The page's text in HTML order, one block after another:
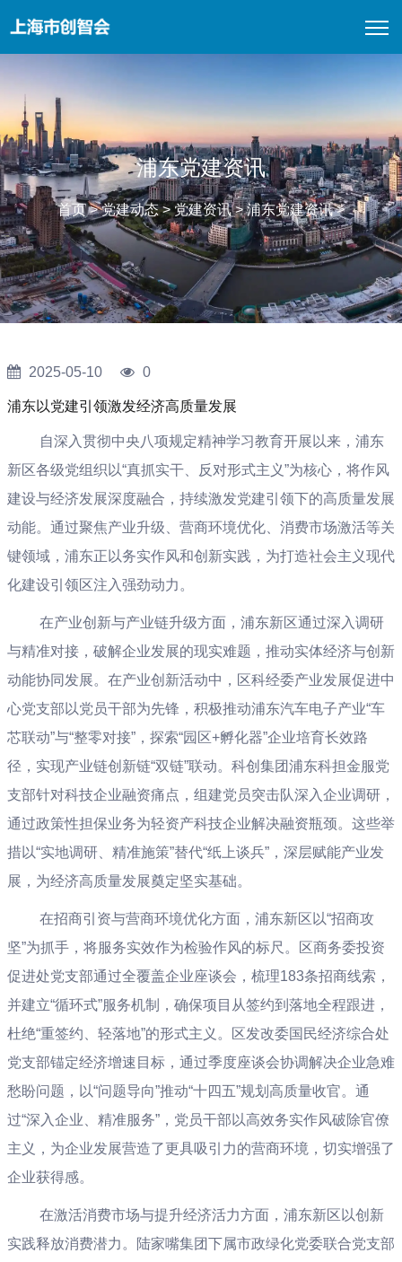
浦东党建资讯
首页>党建动态>党建资讯>浦东党建资讯>
2025-05-10 0
浦东以党建引领激发经济高质量发展
自深入贯彻中央八项规定精神学习教育开展以来，浦东
新区各级党组织以“真抓实干、反对形式主义”为核心，将作风
建设与经济发展深度融合，持续激发党建引领下的高质量发展
动能。通过聚焦产业升级、营商环境优化、消费市场激活等关
键领域，浦东正以务实作风和创新实践，为打造社会主义现代
化建设引领区注入强劲动力。
在产业创新与产业链升级方面，浦东新区通过深入调研
与精准对接，破解企业发展的现实难题，推动实体经济与创新
动能协同发展。在产业创新活动中，区科经委产业发展促进中
心党支部以党员干部为先锋，积极推动浦东汽车电子产业“车
芯联动”与“整零对接”，探索“园区+孵化器”企业培育长效路
径，实现产业链创新链“双链”联动。科创集团浦东科担金服党
支部针对科技企业融资痛点，组建党员突击队深入企业调研，
通过政策性担保业务为轻资产科技企业解决融资瓶颈。这些举
措以“实地调研、精准施策”替代“纸上谈兵”，深层赋能产业发
展，为经济高质量发展奠定坚实基础。
在招商引资与营商环境优化方面，浦东新区以“招商攻
坚”为抓手，将服务实效作为检验作风的标尺。区商务委投资
促进处党支部通过全覆盖企业座谈会，梳理183条招商线索，
并建立“循环式”服务机制，确保项目从签约到落地全程跟进，
杜绝“重签约、轻落地”的形式主义。区发改委国民经济综合处
党支部锚定经济增速目标，通过季度座谈会协调解决企业急难
愁盼问题，以“问题导向”推动“十四五”规划高质量收官。通
过“深入企业、精准服务”，党员干部以高效务实作风破除官僚
主义，为企业发展营造了更具吸引力的营商环境，切实增强了
企业获得感。
在激活消费市场与提升经济活力方面，浦东新区以创新
实践释放消费潜力。陆家嘴集团下属市政绿化党委联合党支部